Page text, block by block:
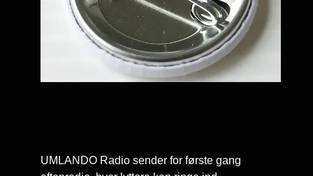
UMLANDO Radio sender for første gang